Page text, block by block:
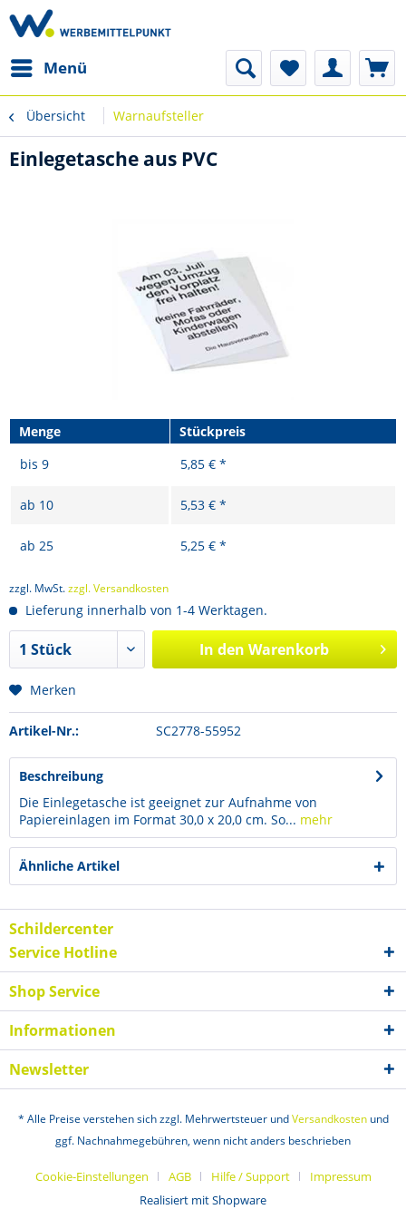
Menü
Übersicht Warnaufsteller
Einlegetasche aus PVC
Menge
Stückpreis
bis 9 5,85 € *
ab 10 5,53 € *
ab 25 5,25 € *
zzgl. MwSt.zzgl. Versandkosten
Lieferung innerhalb von 1-4 Werktagen.
In den Warenkorb
Merken
Artikel-Nr.: SC2778-55952
Beschreibung
Die Einlegetasche ist geeignet zur Aufnahme von
Papiereinlagen im Format 30,0 x 20,0 cm. So... mehr
Ähnliche Artikel
Schildercenter
Service Hotline
Shop Service
Informationen
Newsletter
* Alle Preise verstehen sich zzgl. Mehrwertsteuer undVersandkostenund
ggf. Nachnahmegebühren, wenn nicht anders beschrieben
Cookie-Einstellungen AGB Hilfe / Support
Impressum
Realisiert mit Shopware